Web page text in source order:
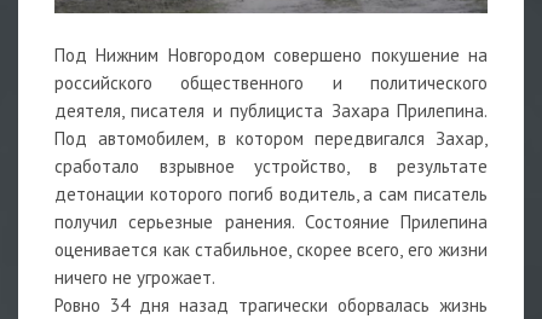
Под Нижним Новгородом совершено покушение на
российского общественного и политического
деятеля, писателя и публициста Захара Прилепина.
Под автомобилем, в котором передвигался Захар,
сработало взрывное устройство, в результате
детонации которого погиб водитель, а сам писатель
получил серьезные ранения. Состояние Прилепина
оценивается как стабильное, скорее всего, его жизни
ничего не угрожает.
Ровно 34 дня назад трагически оборвалась жизнь